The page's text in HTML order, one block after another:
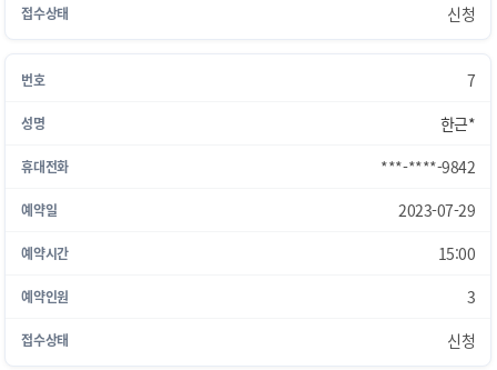
신청
7
한근*
***-****-9842
2023-07-29
15:00
3
신청